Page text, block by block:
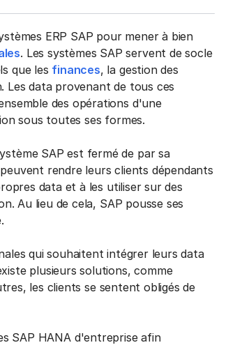
ERP SAP pour mener à bien
. Les systèmes SAP servent de socle
que les finances, la gestion des
Les data provenant de tous ces
des opérations d'une
sous toutes ses formes.
SAP est fermé de par sa
rendre leurs clients dépendants
data et à les utiliser sur des
Au lieu de cela, SAP pousse ses
qui souhaitent intégrer leurs data
plusieurs solutions, comme
les clients se sentent obligés de
SAP HANA d'entreprise afin